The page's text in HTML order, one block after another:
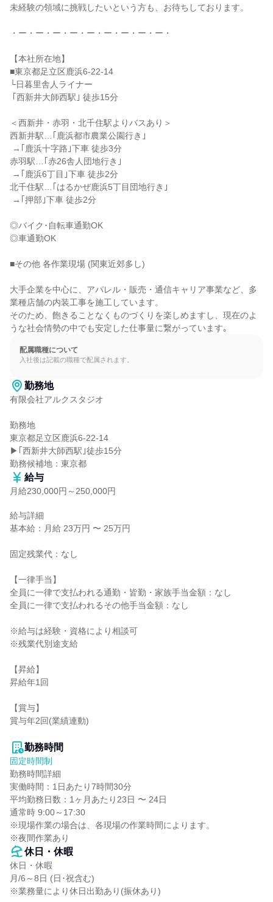
未経験の領域に挑戦したいという方も、お待ちしております。
・ー・ー・ー・ー・ー・ー・ー・ー・ー・
【本社所在地】
■東京都足立区鹿浜6-22-14
└日暮里舎人ライナー
＜西新井・赤羽・北千住駅よりバスあり＞
西新井駅…｢鹿浜都市農業公園行き｣
赤羽駅…｢赤26舎人団地行き｣
北千住駅…｢はるかぜ鹿浜5丁目団地行き｣
◎バイク･自転車通勤OK
◎車通勤OK
■その他 各作業現場 (関東近郊多し)
大手企業を中心に、アパレル・販売・通信キャリア事業など、多
業種店舗の内装工事を施工しています。
そのため、飽きることなくものづくりを楽しめますし、現在のよ
うな社会情勢の中でも安定した仕事量に繋がっています｡
配属職種について
入社後は記載の職種で配属されます。
勤務地
有限会社アルクスタジオ
勤務地
東京都足立区鹿浜6-22-14
▶｢西新井大師西駅｣徒歩15分
勤務候補地：東京都
給与
月給230,000円～250,000円
給与詳細
基本給：月給 23万円 〜 25万円
固定残業代：なし
【一律手当】
全員に一律で支払われる通勤・皆勤・家族手当金額：なし
全員に一律で支払われるその他手当金額：なし
※給与は経験・資格により相談可
※残業代別途支給
【昇給】
昇給年1回
【賞与】
賞与年2回(業績連動)
勤務時間
固定時間制
勤務時間詳細
実働時間：1日あたり7時間30分
平均勤務日数：1ヶ月あたり23日 〜 24日
通常時 9:00～17:30
※現場作業の場合は、各現場の作業時間によります。
※夜間作業あり
休日・休暇
休日・休暇
月/6～8日 (日･祝含む)
※業務量により休日出勤あり(振休あり)